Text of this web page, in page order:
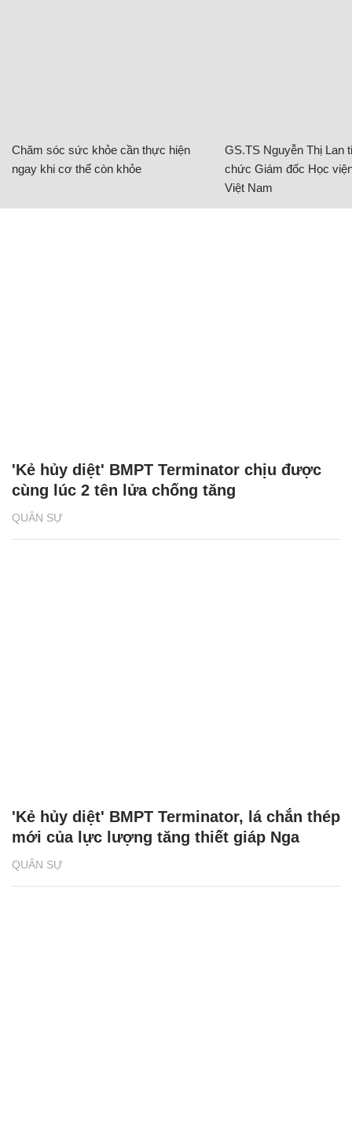
Chăm sóc sức khỏe cần thực hiện
ngay khi cơ thể còn khỏe
GS.TS Nguyễn Thị Lan
chức Giám đốc Học
Việt Nam
QUÂN SỰ
'Kẻ hủy diệt' BMPT Terminator chịu được
cùng lúc 2 tên lửa chống tăng
QUÂN SỰ
'Kẻ hủy diệt' BMPT Terminator, lá chắn thép
mới của lực lượng tăng thiết giáp Nga